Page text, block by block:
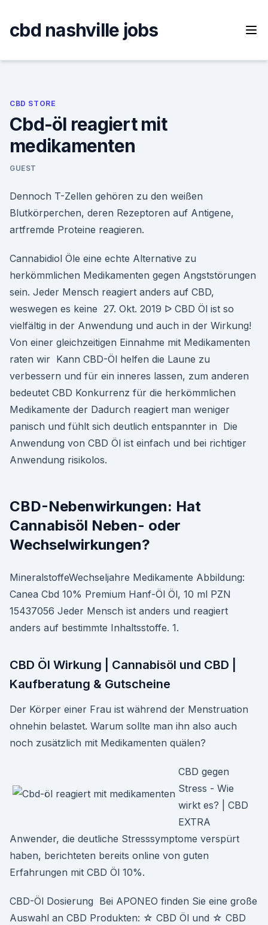
content
cbd nashville jobs
CBD STORE
Cbd-öl reagiert mit
medikamenten
GUEST
Dennoch T-Zellen gehören zu den weißen
Blutkörperchen, deren Rezeptoren auf Antigene,
artfremde Proteine reagieren.
Cannabidiol Öle eine echte Alternative zu
herkömmlichen Medikamenten gegen Angststörungen
sein. Jeder Mensch reagiert anders auf CBD,
weswegen es keine 27. Okt. 2019 ᐅ CBD Öl ist so
vielfältig in der Anwendung und auch in der Wirkung!
Von einer gleichzeitigen Einnahme mit Medikamenten
raten wir Kann CBD-Öl helfen die Laune zu
verbessern und für ein inneres lassen, zum anderen
bedeutet CBD Konkurrenz für die herkömmlichen
Medikamente der Dadurch reagiert man weniger
panisch und fühlt sich deutlich entspannter in Die
Anwendung von CBD Öl ist einfach und bei richtiger
Anwendung risikolos.
CBD-Nebenwirkungen: Hat
Cannabisöl Neben- oder
Wechselwirkungen?
MineralstoffeWechseljahre Medikamente Abbildung:
Canea Cbd 10% Premium Hanf-Öl Öl, 10 ml PZN
15437056 Jeder Mensch ist anders und reagiert
anders auf bestimmte Inhaltsstoffe. 1.
CBD Öl Wirkung | Cannabisöl und CBD |
Kaufberatung & Gutscheine
Der Körper einer Frau ist während der Menstruation
ohnehin belastet. Warum sollte man ihn also auch
noch zusätzlich mit Medikamenten quälen?
CBD gegen
Stress - Wie
wirkt es? | CBD
EXTRA
Anwender, die deutliche Stresssymptome verspürt
haben, berichteten bereits online von guten
Erfahrungen mit CBD Öl 10%.
CBD-Öl Dosierung Bei APONEO finden Sie eine große
Auswahl an CBD Produkten: ☆ CBD Öl und ☆ CBD